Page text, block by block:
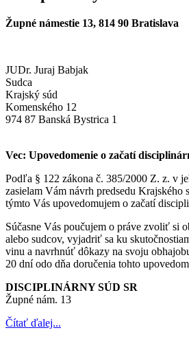
Župné námestie 13, 814 90 Bratislava
JUDr. Juraj Babjak
Sudca
Krajský súd
Komenského 12
974 87 Banská Bystrica 1
Vec: Upovedomenie o začatí
Podľa § 122 zákona č. 385/2000 Z. z. v
zasielam Vám návrh predsedu Krajského
týmto Vás upovedomujem o začatí
Súčasne Vás poučujem o práve zvoliť si
alebo sudcov, vyjadriť sa ku
vinu a navrhnúť dôkazy na svoju
20 dní odo dňa doručenia tohto
DISCIPLINÁRNY SÚD SR
Župné nám. 13
Čítať ďalej...